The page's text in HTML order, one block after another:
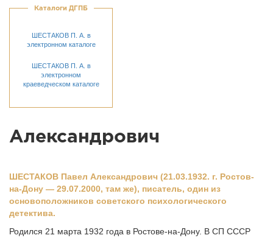
Каталоги ДГПБ
ШЕСТАКОВ П. А. в
электронном каталоге
ШЕСТАКОВ П. А. в
электронном
краеведческом каталоге
Александрович
ШЕСТАКОВ Павел Александрович (21.03.1932. г. Ростов-
на-Дону — 29.07.2000, там же), писатель, один из
основоположников советского психологического
детектива.
Родился 21 марта 1932 года в Ростове-на-Дону. В СП СССР